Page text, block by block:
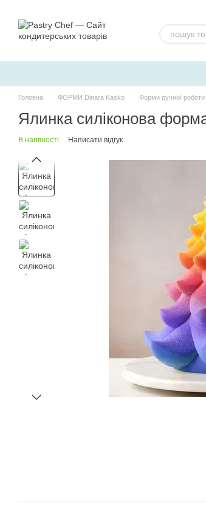
Головна ФОРМИ Dinara Kasko Форми ручної роботи
Ялинка силіконова
В наявності Написати відгук